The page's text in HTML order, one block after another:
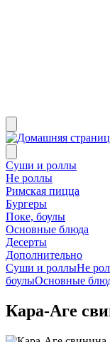
Суши и роллы
Не роллы
Римская пицца
Бургеры
Поке, боулы
Основные блюда
Десерты
Дополнительно
Суши и роллыНе
боулыОсновные
Кара-Аге